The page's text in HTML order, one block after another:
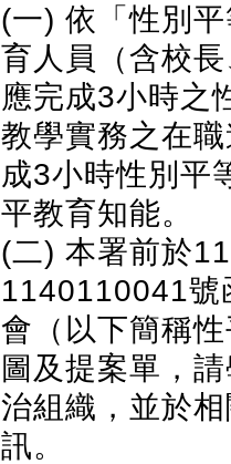
(一) 依「性別
育人員（含校
應完成3小時之
教學實務之在
成3小時性別平
平教育知能。
(二) 本署前於
1140110041號
會（以下簡稱
圖及提案單，
治組織，並於
訊。